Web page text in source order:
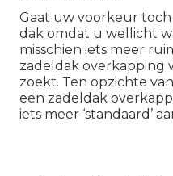
Gaat uw voorkeur
dak omdat u wellicht
misschien iets meer
zadeldak overkapping
zoekt. Ten opzichte
een zadeldak
iets meer ‘standaard’